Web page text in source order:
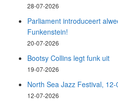
28-07-2026
Parliament introduceert
Funkenstein!
20-07-2026
Bootsy Collins legt funk uit
19-07-2026
North Sea Jazz Festival,
12-07-2026